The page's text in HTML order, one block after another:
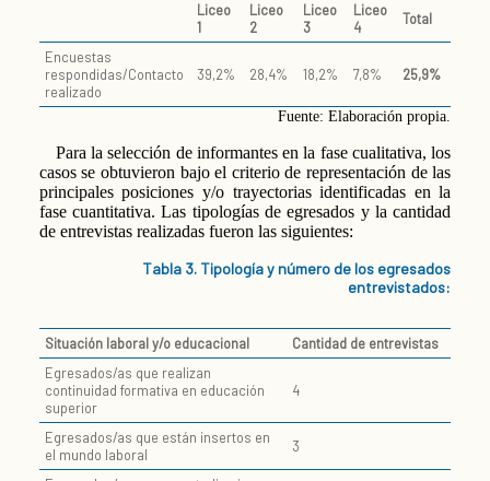
Liceo
1
Liceo
2
Liceo
3
Liceo
4
Total
Encuestas
respondidas/Contacto
realizado
39,2% 28,4% 18,2% 7,8% 25,9%
Fuente: Elaboración propia.
Para la selección de informantes en la fase cualitativa, los
casos se obtuvieron bajo el criterio de representación de las
principales posiciones y/o trayectorias identificadas en la
fase cuantitativa. Las tipologías de egresados y la cantidad
de entrevistas realizadas fueron las siguientes:
Tabla 3. Tipología y número de los egresados
entrevistados:
Situación laboral y/o educacional
Cantidad de entrevistas
Egresados/as que realizan
continuidad formativa en educación
superior
4
Egresados/as que están insertos en
el mundo laboral
3